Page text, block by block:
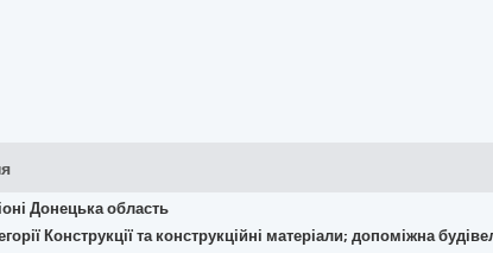
Донецька область
Конструкції та конструкційні матеріали; допоміжна